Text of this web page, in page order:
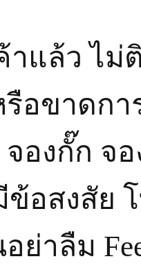
าแล้ว ไม่
อขาดก
จองกั๊ก
มีข้อสงสั
ย่าลืม